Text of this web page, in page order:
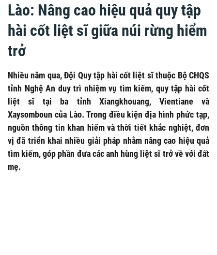
Lào: Nâng cao hiệu quả quy tập
hài cốt liệt sĩ giữa núi rừng hiểm
trở
Nhiều năm qua, Đội Quy tập hài cốt liệt sĩ thuộc Bộ CHQS
tỉnh Nghệ An duy trì nhiệm vụ tìm kiếm, quy tập hài cốt
liệt sĩ tại ba tỉnh Xiangkhouang, Vientiane và
Xaysomboun của Lào. Trong điều kiện địa hình phức tạp,
nguồn thông tin khan hiếm và thời tiết khắc nghiệt, đơn
vị đã triển khai nhiều giải pháp nhằm nâng cao hiệu quả
tìm kiếm, góp phần đưa các anh hùng liệt sĩ trở về với đất
mẹ.